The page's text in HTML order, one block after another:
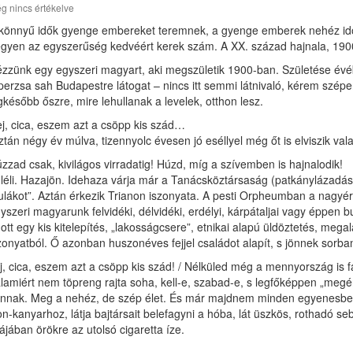
nincs értékelve
idők gyenge embereket teremnek, a gyenge emberek nehéz
az egyszerűség kedvéért kerek szám. A XX. század hajnala,
egy egyszeri magyart, aki megszületik 1900-ban. Születése
sah Budapestre látogat – nincs itt semmi látnivaló, kérem
őszre, mire lehullanak a levelek, otthon lesz.
cica, eszem azt a csöpp kis szád…
négy év múlva, tizennyolc évesen jó eséllyel még őt is elviszik
csak, kivilágos virradatig! Húzd, míg a szívemben is hajnalodik!
Hazajön. Idehaza várja már a Tanácsköztársaság
Aztán érkezik Trianon iszonyata. A pesti Orpheumban a
magyarunk felvidéki, délvidéki, erdélyi, kárpátaljai vagy éppen
egy kis kitelepítés, „lakosságcsere”, etnikai alapú üldöztetés,
Ő azonban huszonéves fejjel családot alapít, s jönnek
cica, eszem azt a csöpp kis szád! / Nélküled még a mennyország
nem töpreng rajta soha, kell-e, szabad-e, s legfőképpen
Meg a nehéz, de szép élet. És már majdnem minden
kanyarhoz, látja bajtársait belefagyni a hóba, lát üszkös, rothadó
örökre az utolsó cigaretta íze.